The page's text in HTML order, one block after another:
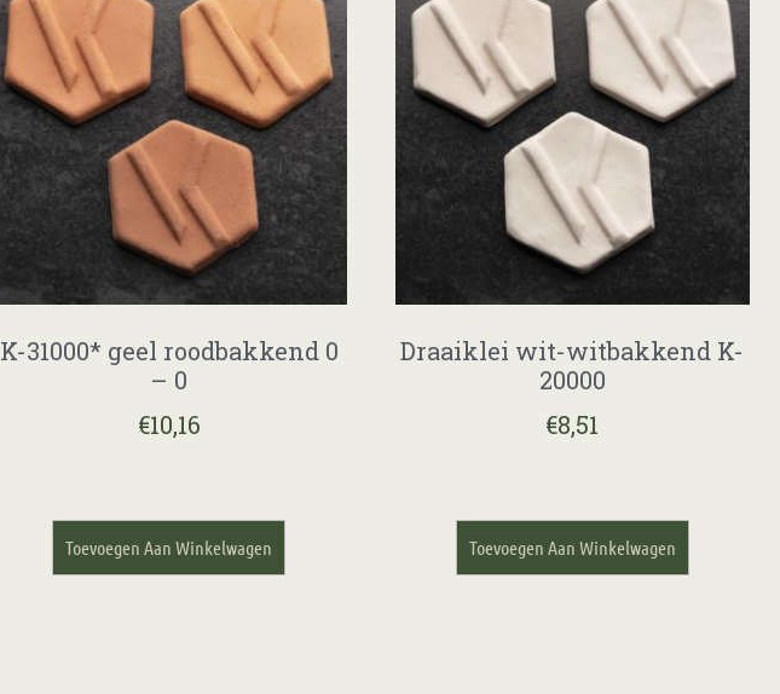
K-31000* geel roodbakkend 0
– 0
€10,16
Toevoegen Aan Winkelwagen
Draaiklei wit-witbakkend K-
20000
€8,51
Toevoegen Aan Winkelwagen